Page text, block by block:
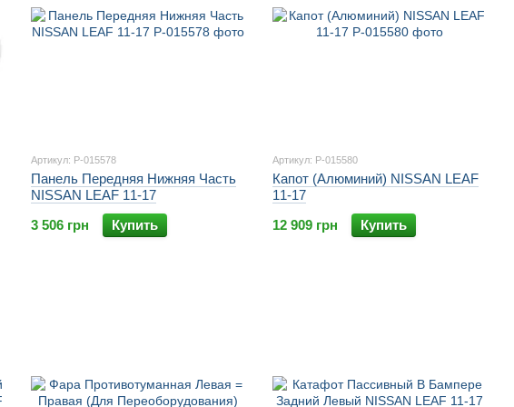
Артикул: P-015578
Панель Передняя Нижняя Часть
NISSAN LEAF 11-17
3 506 грн
Купить
Артикул: P-015580
Капот (Алюминий) NISSAN LEAF
11-17
12 909 грн
Купить